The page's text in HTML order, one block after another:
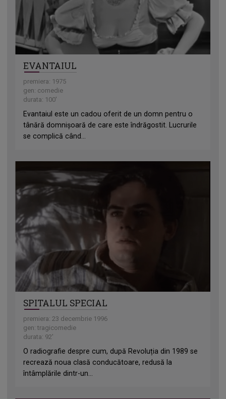
EVANTAIUL
premiera: 1975
gen: comedie
durata: 100'
Evantaiul este un cadou oferit de un domn pentru o
tânără domnișoară de care este îndrăgostit. Lucrurile
se complică când...
SPITALUL SPECIAL
premiera: 23 decembrie 1996
gen: tragicomedie
durata: 92'
O radiografie despre cum, după Revoluția din 1989 se
recrează noua clasă conducătoare, redusă la
întâmplările dintr-un...